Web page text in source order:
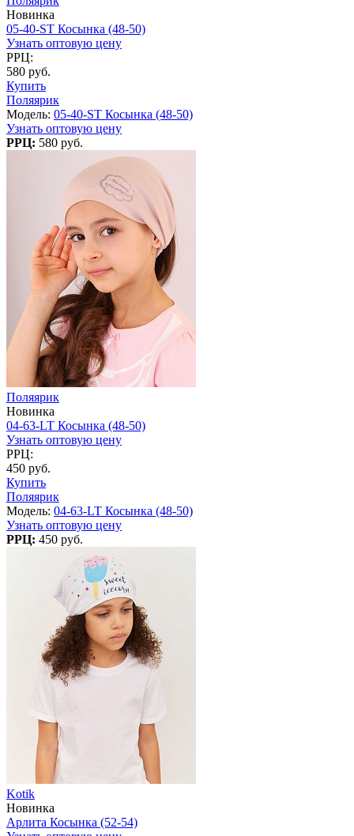
Новинка
05-40-ST Косынка (48-50)
Узнать оптовую цену
РРЦ:
580 руб.
Купить
Поляярик
Модель: 05-40-ST Косынка (48-50)
Узнать оптовую цену
РРЦ: 580 руб.
Поляярик
Новинка
04-63-LT Косынка (48-50)
Узнать оптовую цену
РРЦ:
450 руб.
Купить
Поляярик
Модель: 04-63-LT Косынка (48-50)
Узнать оптовую цену
РРЦ: 450 руб.
Kotik
Новинка
Арлита Косынка (52-54)